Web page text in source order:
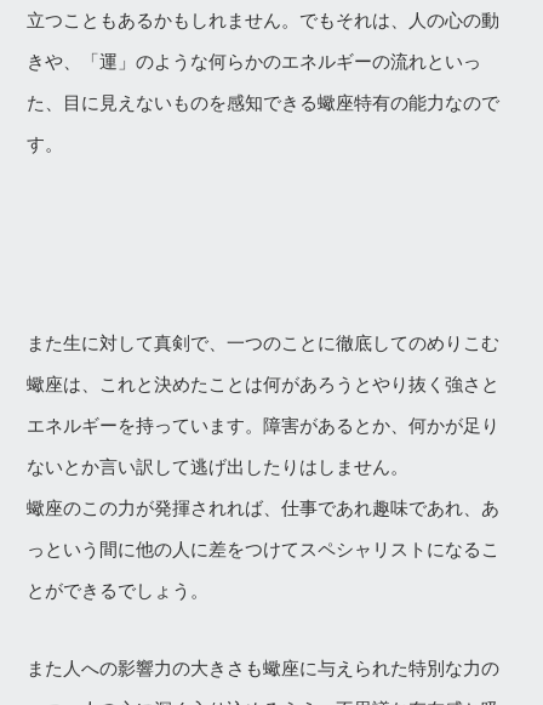
立つこともあるかもしれません。でもそれは、人の心の動
きや、「運」のような何らかのエネルギーの流れといっ
た、目に見えないものを感知できる蠍座特有の能力なので
す。
また生に対して真剣で、一つのことに徹底してのめりこむ
蠍座は、これと決めたことは何があろうとやり抜く強さと
エネルギーを持っています。障害があるとか、何かが足り
ないとか言い訳して逃げ出したりはしません。
蠍座のこの力が発揮されれば、仕事であれ趣味であれ、あ
っという間に他の人に差をつけてスペシャリストになるこ
とができるでしょう。
また人への影響力の大きさも蠍座に与えられた特別な力の